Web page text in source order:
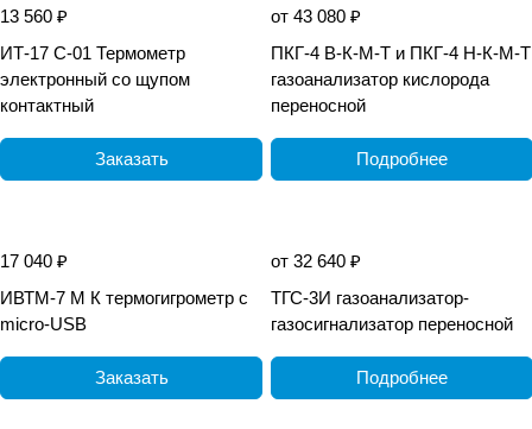
13 560 ₽
ИТ-17 С-01 Термометр
электронный со щупом
контактный
Заказать
от 43 080 ₽
ПКГ-4 В-К-М-Т и ПКГ-4 Н-К-М-Т
газоанализатор кислорода
переносной
Подробнее
17 040 ₽
ИВТМ-7 М К термогигрометр с
micro-USB
Заказать
от 32 640 ₽
ТГС-3И газоанализатор-
газосигнализатор переносной
Подробнее